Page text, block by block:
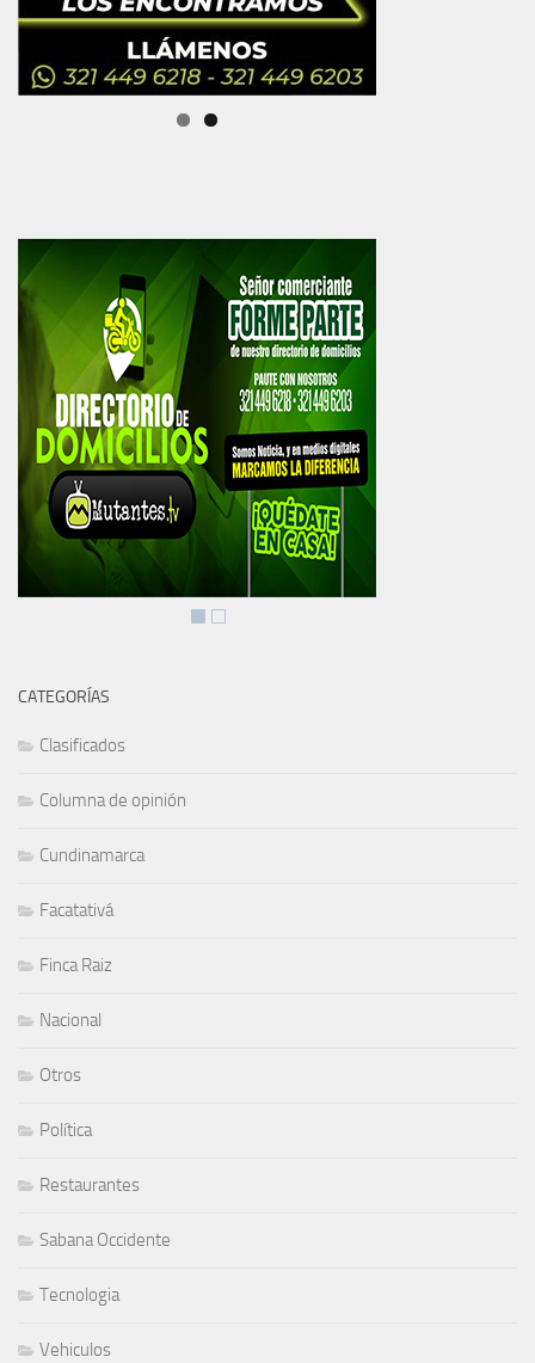
CATEGORÍAS
Clasificados
Columna de opinión
Cundinamarca
Facatativá
Finca Raiz
Nacional
Otros
Política
Restaurantes
Sabana Occidente
Tecnologia
Vehiculos